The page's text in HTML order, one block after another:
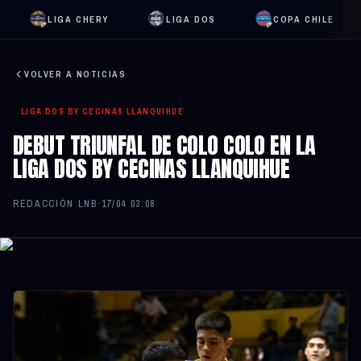
LIGA CHERY LIGA DOS COPA CHILE
VOLVER A NOTICIAS
LIGA DOS BY CECINAS LLANQUIHUE
DEBUT TRIUNFAL DE COLO COLO EN LA
LIGA DOS BY CECINAS LLANQUIHUE
REDACCIÓN LNB· 17/04 03:08